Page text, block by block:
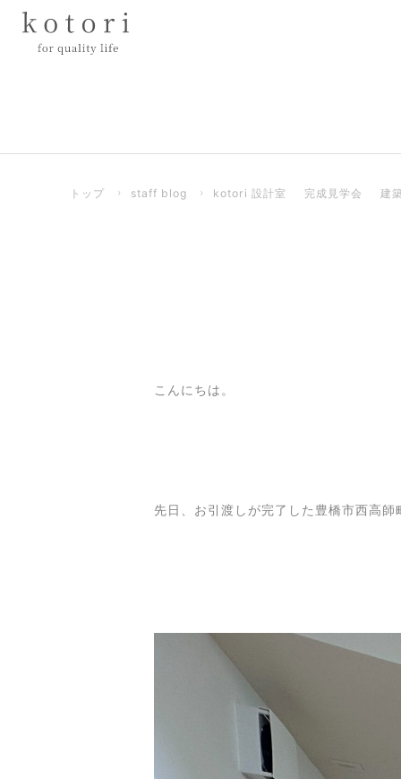
トップ › staff blog › kotori 設計室 完成見学会 建
こんにちは。
先日、お引渡しが完了した豊橋市西高師